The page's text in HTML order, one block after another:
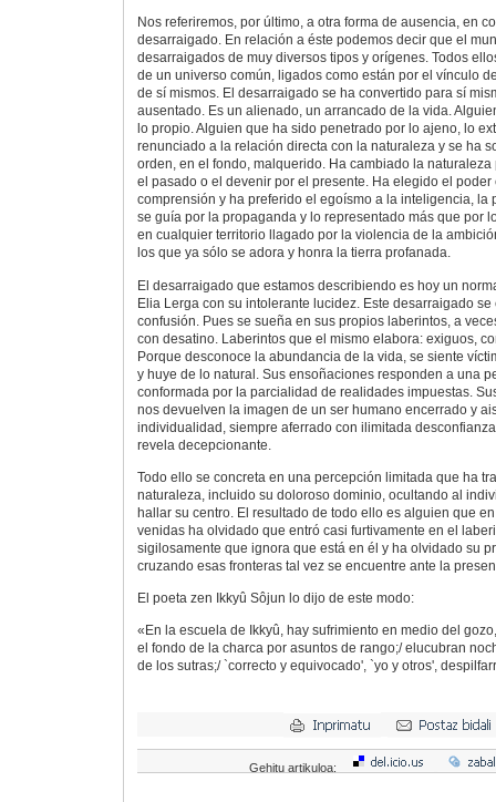
Nos referiremos, por último, a otra forma de ausencia, en
desarraigado. En relación a éste podemos decir que el
desarraigados de muy diversos tipos y orígenes. Todos
de un universo común, ligados como están por el vínculo
de sí mismos. El desarraigado se ha convertido para sí
ausentado. Es un alienado, un arrancado de la vida.
lo propio. Alguien que ha sido penetrado por lo ajeno, lo
renunciado a la relación directa con la naturaleza y se ha
orden, en el fondo, malquerido. Ha cambiado la
el pasado o el devenir por el presente. Ha elegido el poder
comprensión y ha preferido el egoísmo a la inteligencia, la
se guía por la propaganda y lo representado más que por
en cualquier territorio llagado por la violencia de la
los que ya sólo se adora y honra la tierra profanada.
El desarraigado que estamos describiendo es hoy un
Elia Lerga con su intolerante lucidez. Este desarraigado
confusión. Pues se sueña en sus propios laberintos, a
con desatino. Laberintos que el mismo elabora: exiguos,
Porque desconoce la abundancia de la vida, se siente
y huye de lo natural. Sus ensoñaciones responden a una
conformada por la parcialidad de realidades impuestas.
nos devuelven la imagen de un ser humano encerrado y
individualidad, siempre aferrado con ilimitada
revela decepcionante.
Todo ello se concreta en una percepción limitada que ha
naturaleza, incluido su doloroso dominio, ocultando al
hallar su centro. El resultado de todo ello es alguien que
venidas ha olvidado que entró casi furtivamente en el
sigilosamente que ignora que está en él y ha olvidado su
cruzando esas fronteras tal vez se encuentre ante la
El poeta zen Ikkyû Sôjun lo dijo de este modo:
«En la escuela de Ikkyû, hay sufrimiento en medio del
el fondo de la charca por asuntos de rango;/ elucubran
de los sutras;/ `correcto y equivocado', `yo y otros',
Gehitu artikuloa: